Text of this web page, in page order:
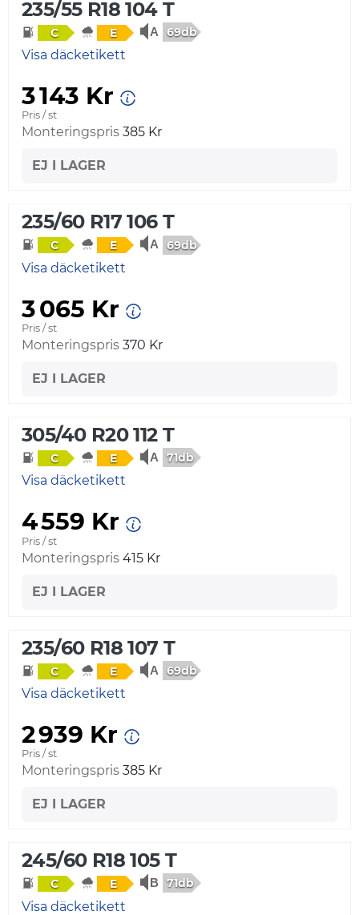
235/55 R18 104 T
C E 69db
Visa däcketikett
3 143 Kr
Pris / st
Monteringspris 385 Kr
EJ I LAGER
235/60 R17 106 T
C E 69db
Visa däcketikett
3 065 Kr
Pris / st
Monteringspris 370 Kr
EJ I LAGER
305/40 R20 112 T
C E 71db
Visa däcketikett
4 559 Kr
Pris / st
Monteringspris 415 Kr
EJ I LAGER
235/60 R18 107 T
C E 69db
Visa däcketikett
2 939 Kr
Pris / st
Monteringspris 385 Kr
EJ I LAGER
245/60 R18 105 T
C E 71db
Visa däcketikett